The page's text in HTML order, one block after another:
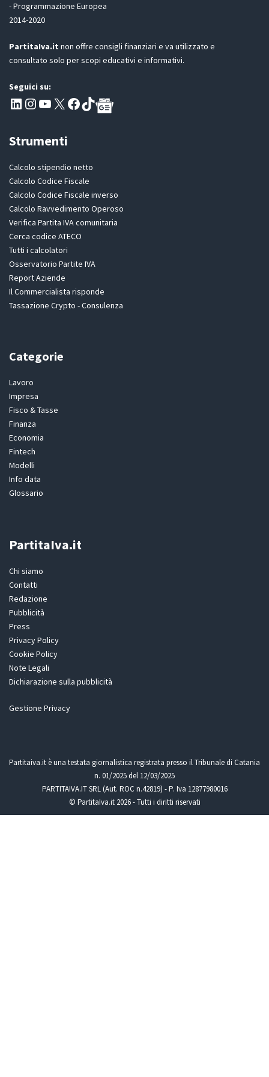
o
n
R
*
- Programmazione Europea
2014-2020
PartitaIva.it non offre consigli finanziari e va utilizzato e
consultato solo per scopi educativi e informativi.
Seguici su:
Pagina LinkedIn PartitaIva
Instagram
Canale YouTube Evoluzione - Partitaiva.it
X Segui PartitaIva su Facebook
TikTok
Strumenti
Calcolo stipendio netto
Calcolo Codice Fiscale
Calcolo Codice Fiscale inverso
Calcolo Ravvedimento Operoso
Verifica Partita IVA comunitaria
Cerca codice ATECO
Tutti i calcolatori
Osservatorio Partite IVA
Report Aziende
Il Commercialista risponde
Tassazione Crypto - Consulenza
Categorie
Lavoro
Impresa
Fisco & Tasse
Finanza
Economia
Fintech
Modelli
Info data
Glossario
PartitaIva.it
Chi siamo
Contatti
Redazione
Pubblicità
Press
Privacy Policy
Cookie Policy
Note Legali
Dichiarazione sulla pubblicità
Gestione Privacy
Partitaiva.it è una testata giornalistica registrata presso il Tribunale di Catania
n. 01/2025 del 12/03/2025
PARTITAIVA.IT SRL (Aut. ROC n.42819) - P. Iva 12877980016
© PartitaIva.it 2026 - Tutti i diritti riservati